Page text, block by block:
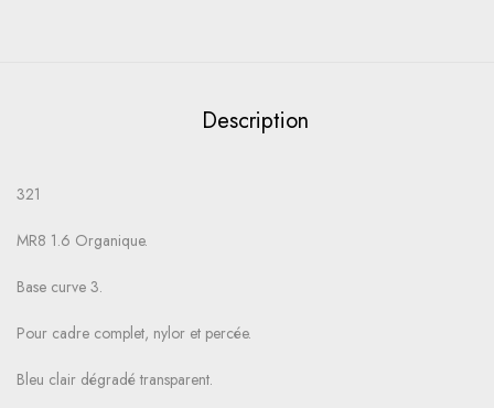
Description
321
MR8 1.6 Organique.
Base curve 3.
Pour cadre complet, nylor et percée.
Bleu clair dégradé transparent.